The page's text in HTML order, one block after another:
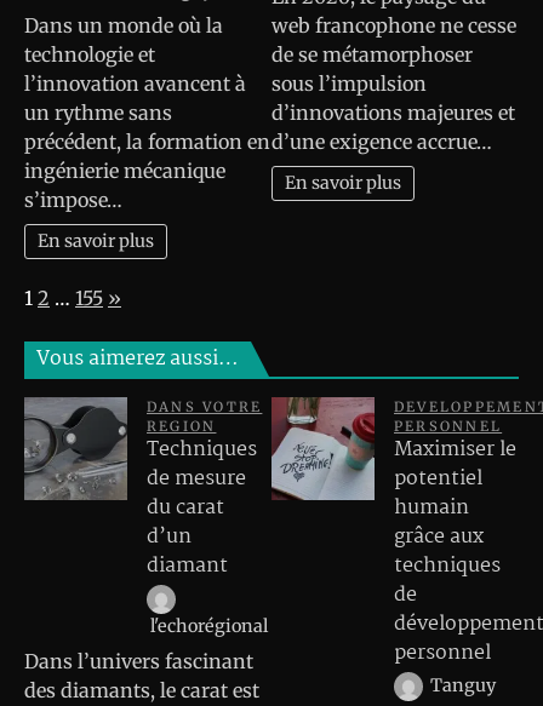
Dans un monde où la
technologie et
l’innovation avancent à
un rythme sans
précédent, la formation en
ingénierie mécanique
s’impose…
En savoir plus
web francophone ne cesse
de se métamorphoser
sous l’impulsion
d’innovations majeures et
d’une exigence accrue…
En savoir plus
Page:
1 2 … 155 Next
»
Vous aimerez aussi…
DANS VOTRE
REGION
Techniques
de mesure
du carat
d’un
diamant
l'echorégional
Dans l’univers fascinant
des diamants, le carat est
PERSONNEL
Maximiser le
potentiel
humain
grâce aux
techniques
de
développement
personnel
Tanguy